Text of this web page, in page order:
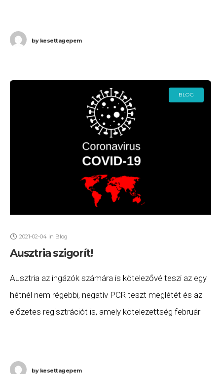
bykesettagepem
BLOG
2021-02-04 in Blog
Ausztria szigorít!
Ausztria az ingázók számára is kötelezővé teszi az egy
hétnél nem régebbi, negatív PCR teszt meglétét és az
előzetes regisztrációt is, amely kötelezettség február
bykesettagepem